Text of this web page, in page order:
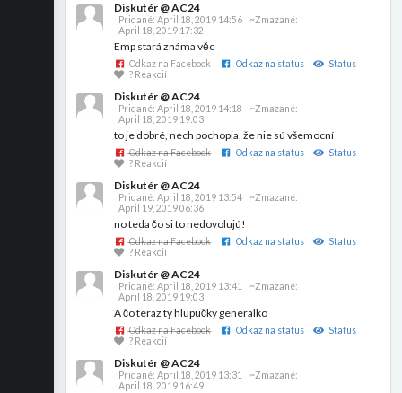
Diskutér @ AC24
Pridané:April 18, 2019 14:56
~Zmazané:
April 18, 2019 17:32
Emp stará známa věc
Odkaz na Facebook Odkaz na status
Status
? Reakcií
Diskutér @ AC24
Pridané:April 18, 2019 14:18
~Zmazané:
April 18, 2019 19:03
to je dobré, nech pochopia, že nie sú všemocní
Odkaz na Facebook Odkaz na status
Status
? Reakcií
Diskutér @ AC24
Pridané:April 18, 2019 13:54
~Zmazané:
April 19, 2019 06:36
no teda čo si to nedovolujú!
Odkaz na Facebook Odkaz na status
Status
? Reakcií
Diskutér @ AC24
Pridané:April 18, 2019 13:41
~Zmazané:
April 18, 2019 19:03
A čo teraz ty hlupučky generalko
Odkaz na Facebook Odkaz na status
Status
? Reakcií
Diskutér @ AC24
Pridané:April 18, 2019 13:31
~Zmazané:
April 18, 2019 16:49